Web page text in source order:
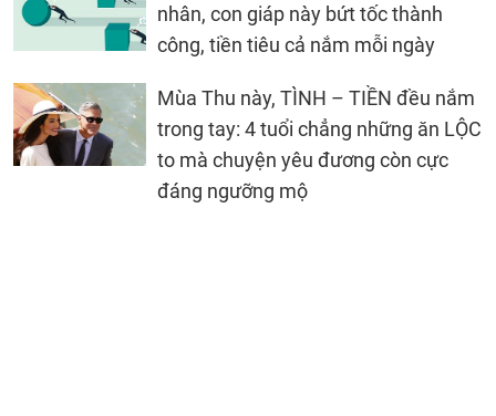
nhân, con giáp này bứt tốc thành
công, tiền tiêu cả nắm mỗi ngày
Mùa Thu này, TÌNH – TIỀN đều nắm
trong tay: 4 tuổi chẳng những ăn LỘC
to mà chuyện yêu đương còn cực
đáng ngưỡng mộ